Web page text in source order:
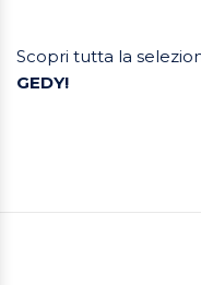
Scopri tutta la
GEDY!